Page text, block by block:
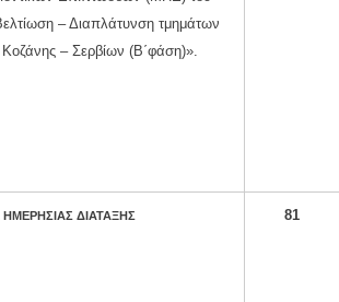
– Διαπλάτυνση τμημάτων
– Σερβίων (Β΄φάση)».
ΔΙΑΤΑΞΗΣ 81